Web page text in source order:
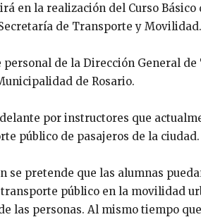
en la realización del Curso
de Transporte y Movilidad.
personal de la Dirección General
de Rosario.
por instructores que
público de pasajeros de la ciudad.
se pretende que las alumnas
público en la movilidad
las personas. Al mismo tiempo